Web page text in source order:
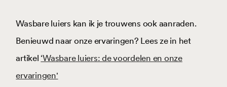
Wasbare luiers kan ik je trouwens ook aanraden.
Benieuwd naar onze ervaringen? Lees ze in het
artikel ‘Wasbare luiers: de voordelen en onze
ervaringen'